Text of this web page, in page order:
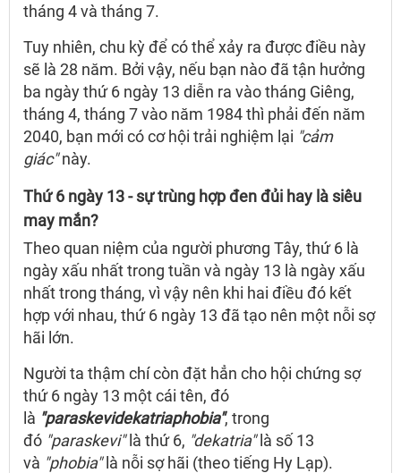
tháng 4 và tháng 7.
Tuy nhiên, chu kỳ để có thể xảy ra được điều này
sẽ là 28 năm. Bởi vậy, nếu bạn nào đã tận hưởng
ba ngày thứ 6 ngày 13 diễn ra vào tháng Giêng,
tháng 4, tháng 7 vào năm 1984 thì phải đến năm
2040, bạn mới có cơ hội trải nghiệm lại "cảm
giác"này.
Thứ 6 ngày 13 - sự trùng hợp đen đủi hay là siêu
may mắn?
Theo quan niệm của người phương Tây, thứ 6 là
ngày xấu nhất trong tuần và ngày 13 là ngày xấu
nhất trong tháng, vì vậy nên khi hai điều đó kết
hợp với nhau, thứ 6 ngày 13 đã tạo nên một nỗi sợ
hãi lớn.
Người ta thậm chí còn đặt hẳn cho hội chứng sợ
thứ 6 ngày 13 một cái tên, đó
là "paraskevidekatriaphobia", trong
đó "paraskevi"là thứ 6, "dekatria"là số 13
và "phobia"là nỗi sợ hãi (theo tiếng Hy Lạp).